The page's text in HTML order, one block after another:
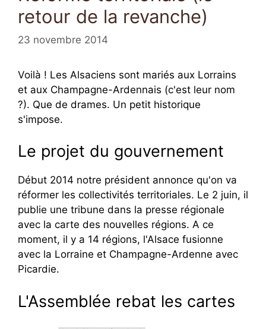
retour de la revanche)
23 novembre 2014
Voilà ! Les Alsaciens sont mariés aux Lorrains
et aux Champagne-Ardennais (c'est leur nom
?). Que de drames. Un petit historique
s'impose.
Le projet du gouvernement
Début 2014 notre président annonce qu'on va
réformer les collectivités territoriales. Le 2 juin, il
publie une tribune dans la presse régionale
avec la carte des nouvelles régions. A ce
moment, il y a 14 régions, l'Alsace fusionne
avec la Lorraine et Champagne-Ardenne avec
Picardie.
L'Assemblée rebat les cartes